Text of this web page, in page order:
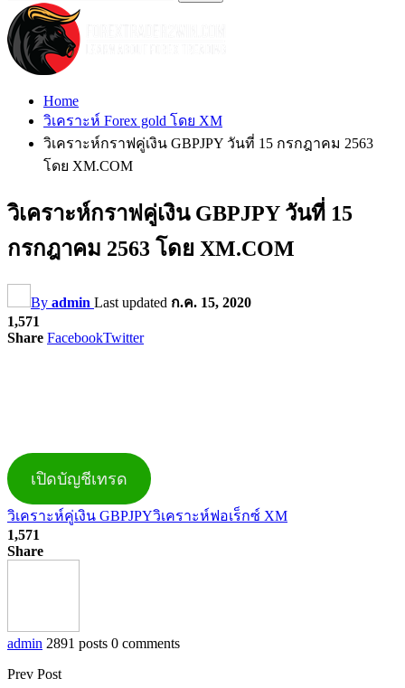
Home
วิเคราะห์ Forex gold โดย XM
วิเคราะห์กราฟคู่เงิน GBPJPY วันที่ 15 กรกฎาคม 2563
โดย XM.COM
วิเคราะห์กราฟคู่เงิน GBPJPY วันที่ 15
กรกฎาคม 2563 โดย XM.COM
By admin Last updated ก.ค. 15, 2020
1,571
Share FacebookTwitter
เปิดบัญชีเทรด
วิเคราะห์คู่เงิน GBPJPYวิเคราะห์ฟอเร็กซ์ XM
1,571
Share
admin 2891 posts 0 comments
Prev Post